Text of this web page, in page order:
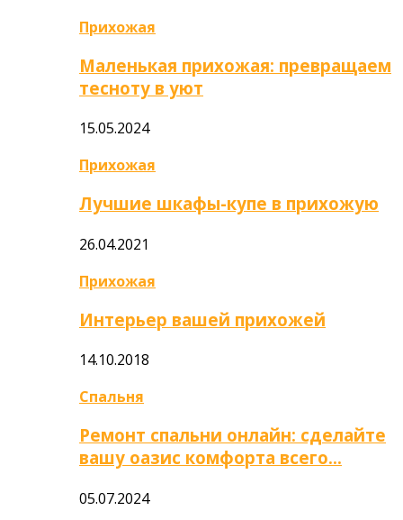
Прихожая
Маленькая прихожая: превращаем
тесноту в уют
15.05.2024
Прихожая
Лучшие шкафы-купе в прихожую
26.04.2021
Прихожая
Интерьер вашей прихожей
14.10.2018
Спальня
Ремонт спальни онлайн: сделайте
вашу оазис комфорта всего…
05.07.2024